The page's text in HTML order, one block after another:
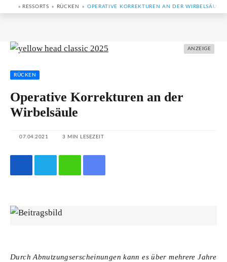
RESSORTS RÜCKEN OPERATIVE KORREKTUREN AN DER WIRBELSÄULE
ANZEIGE
RÜCKEN
Operative Korrekturen an der
Wirbelsäule
07.04.2021 3 MIN LESEZEIT
Durch Abnutzungserscheinungen kann es über mehrere Jahre